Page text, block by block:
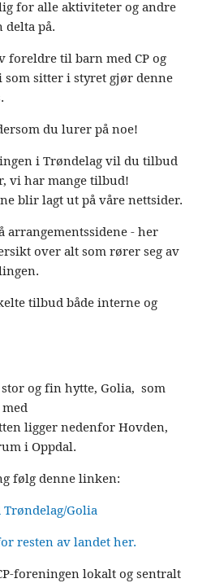
for alle aktiviteter og andre
delta på.
foreldre til barn med CP og
som sitter i styret gjør denne
du lurer på noe!
i Trøndelag vil du tilbud
vi har mange tilbud!
blir lagt ut på våre nettsider.
arrangementssidene - her
over alt som rører seg av
tilbud både interne og
og fin hytte, Golia, som
ligger nedenfor Hovden,
i Oppdal.
følg denne linken:
Golia
resten av landet her.
foreningen lokalt og sentralt